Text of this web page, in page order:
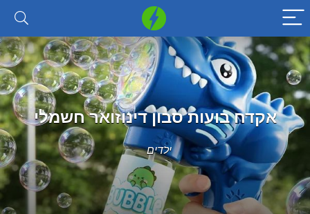
אקדח בועות סבון דינוזואר חשמלי
ילדים